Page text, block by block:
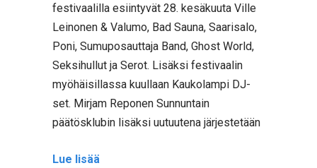
festivaalilla esiintyvät 28. kesäkuuta Ville
Leinonen & Valumo, Bad Sauna, Saarisalo,
Poni, Sumuposauttaja Band, Ghost World,
Seksihullut ja Serot. Lisäksi festivaalin
myöhäisillassa kuullaan Kaukolampi DJ-
set. Mirjam Reponen Sunnuntain
päätösklubin lisäksi uutuutena järjestetään
Lue lisää